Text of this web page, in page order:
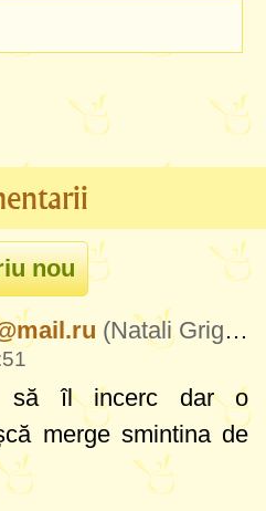
(Natali Grigori)
să îl incerc dar o
merge smintina de